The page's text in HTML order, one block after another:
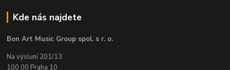
Kde nás najdete
Bon Art Music Group spol. s r. o.
Na výsluní 201/13
100 00 Praha 10